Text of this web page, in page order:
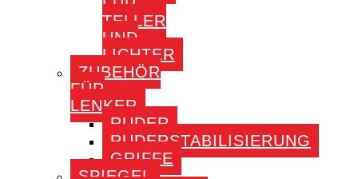
FÜR
TELLER
UND
LICHTER
ZUBEHÖR
FÜR
LENKER
RUDER
RUDERSTABILISIERUNG
GRIFFE